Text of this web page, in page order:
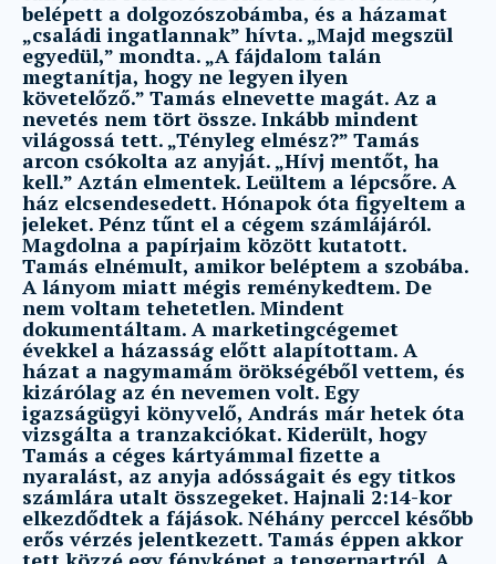
belépett a dolgozószobámba, és a házamat
„családi ingatlannak” hívta. „Majd megszül
egyedül,” mondta. „A fájdalom talán
megtanítja, hogy ne legyen ilyen
követelőző.” Tamás elnevette magát. Az a
nevetés nem tört össze. Inkább mindent
világossá tett. „Tényleg elmész?” Tamás
arcon csókolta az anyját. „Hívj mentőt, ha
kell.” Aztán elmentek. Leültem a lépcsőre. A
ház elcsendesedett. Hónapok óta figyeltem a
jeleket. Pénz tűnt el a cégem számlájáról.
Magdolna a papírjaim között kutatott.
Tamás elnémult, amikor beléptem a szobába.
A lányom miatt mégis reménykedtem. De
nem voltam tehetetlen. Mindent
dokumentáltam. A marketingcégemet
évekkel a házasság előtt alapítottam. A
házat a nagymamám örökségéből vettem, és
kizárólag az én nevemen volt. Egy
igazságügyi könyvelő, András már hetek óta
vizsgálta a tranzakciókat. Kiderült, hogy
Tamás a céges kártyámmal fizette a
nyaralást, az anyja adósságait és egy titkos
számlára utalt összegeket. Hajnali 2:14-kor
elkezdődtek a fájások. Néhány perccel később
erős vérzés jelentkezett. Tamás éppen akkor